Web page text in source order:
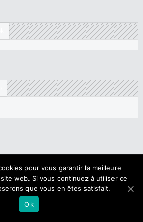
Tous droits réservés.
sommes nous ?
Mentions légales
pour vous garantir la meilleure
web. Si vous continuez à utiliser ce
que vous en êtes satisfait.
Ok